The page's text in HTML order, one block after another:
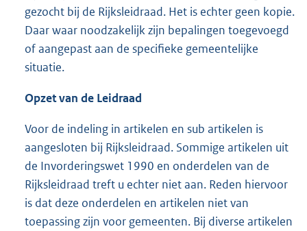
gezocht bij de Rijksleidraad. Het is echter geen kopie.
Daar waar noodzakelijk zijn bepalingen toegevoegd
of aangepast aan de specifieke gemeentelijke
situatie.
Opzet van de Leidraad
Voor de indeling in artikelen en sub artikelen is
aangesloten bij Rijksleidraad. Sommige artikelen uit
de Invorderingswet 1990 en onderdelen van de
Rijksleidraad treft u echter niet aan. Reden hiervoor
is dat deze onderdelen en artikelen niet van
toepassing zijn voor gemeenten. Bij diverse artikelen